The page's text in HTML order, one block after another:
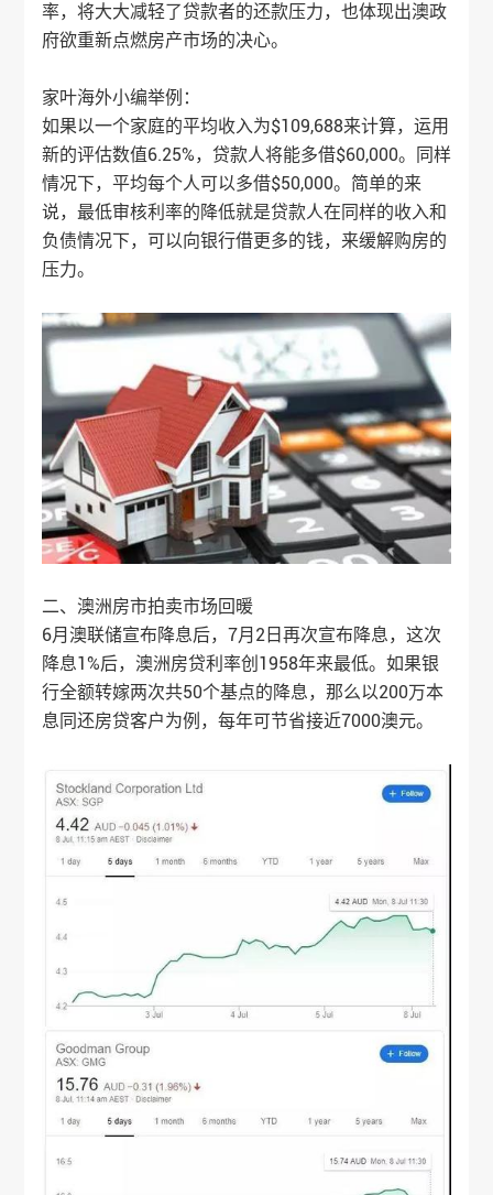
率，将大大减轻了贷款者的还款压力，也体现出澳政
府欲重新点燃房产市场的决心。
家叶海外小编举例：
如果以一个家庭的平均收入为$109,688来计算，运用
新的评估数值6.25%，贷款人将能多借$60,000。同样
情况下，平均每个人可以多借$50,000。简单的来
说，最低审核利率的降低就是贷款人在同样的收入和
负债情况下，可以向银行借更多的钱，来缓解购房的
压力。
二、澳洲房市拍卖市场回暖
6月澳联储宣布降息后，7月2日再次宣布降息，这次
降息1%后，澳洲房贷利率创1958年来最低。如果银
行全额转嫁两次共50个基点的降息，那么以200万本
息同还房贷客户为例，每年可节省接近7000澳元。